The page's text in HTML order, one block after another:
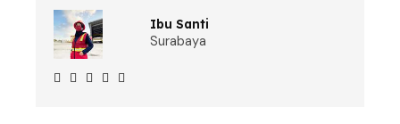
Ibu Santi
Surabaya
    